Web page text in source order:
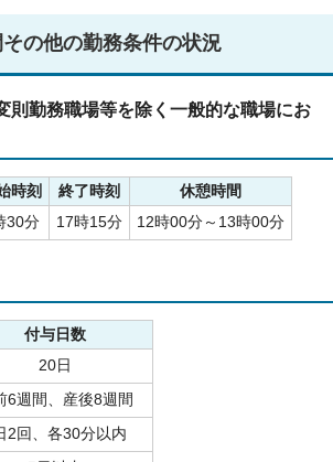
の他の勤務条件の状況
則勤務職場等を除く一般的な職場にお
時刻 終了時刻
休憩時間
30分 17時15分 12時00分～13時00分
付与日数
20日
6週間、産後8週間
2回、各30分以内